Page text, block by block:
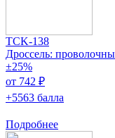
TCK-138
Дроссель:
±25%
от 742 ₽
+5563 балла
Подробнее